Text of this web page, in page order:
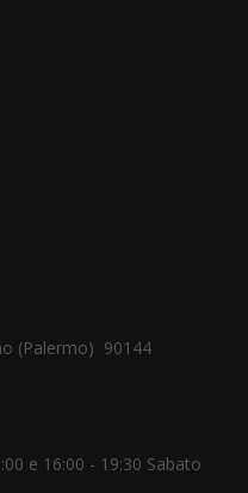
(Palermo) 90144
e 16:00 - 19:30 Sabato